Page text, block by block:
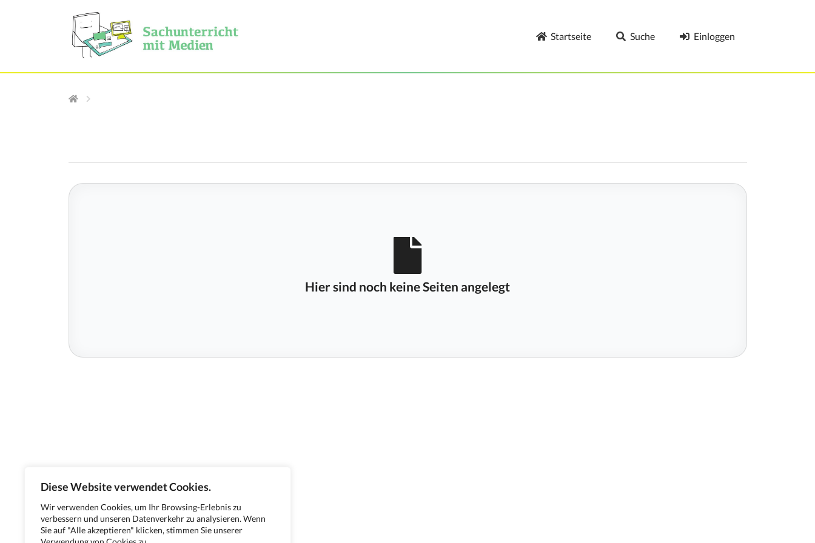
Diese Website verwendet Cookies.
Wir verwenden Cookies, um Ihr Browsing-Erlebnis zu
verbessern und unseren Datenverkehr zu analysieren. Wenn
Sie auf "Alle akzeptieren" klicken, stimmen Sie unserer
Startseite Suche Einloggen
Hier sind noch keine Seiten angelegt